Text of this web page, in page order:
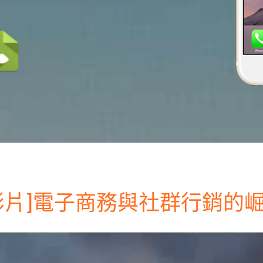
]電子商務與社群行銷的